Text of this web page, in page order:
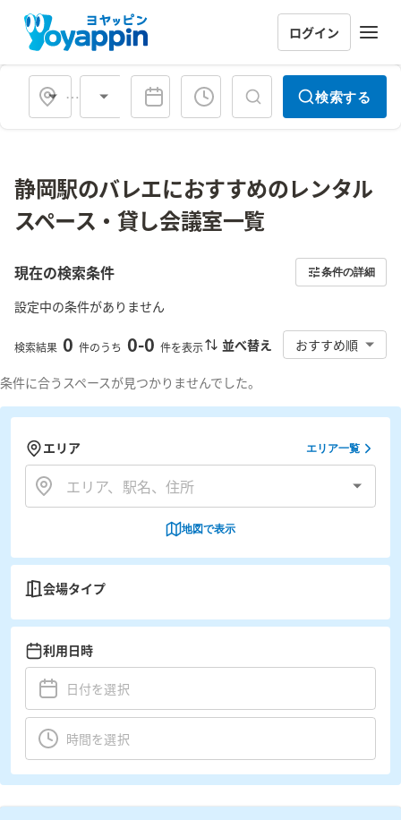
ログイン
会場タイプ 検索する
静岡駅のバレエにおすすめのレンタル
スペース・貸し会議室一覧
現在の検索条件 条件の詳細
設定中の条件がありません
検索結果 0 件のうち 0-0 件を表示 並べ替え おすすめ順
条件に合うスペースが見つかりませんでした。
エリア エリア一覧
地図で表示
会場タイプ
利用日時